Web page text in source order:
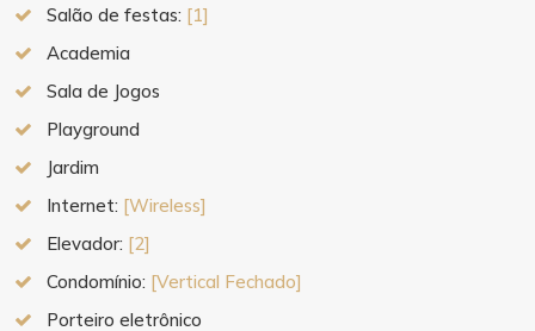
Salão de festas: [1]
Academia
Sala de Jogos
Playground
Jardim
Internet: [Wireless]
Elevador: [2]
Condomínio: [Vertical Fechado]
Porteiro eletrônico